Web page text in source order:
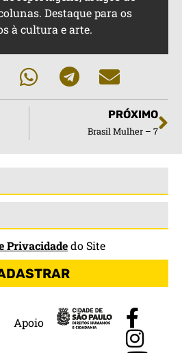
Destaque para os
à cultura e arte.
PRÓXIMO
Brasil Mulher – 7
Apoio
Privacidadedo Site